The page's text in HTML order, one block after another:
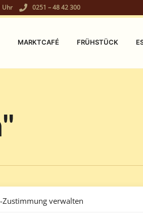
Zustimmung verwalten
Uhr 0251 – 48 42 300
MARKTCAFÉ FRÜHSTÜCK
Apfeltarte